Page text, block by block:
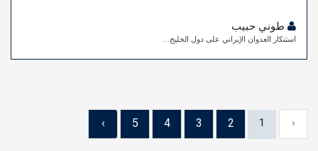
استنكار العدوان الإيراني على دول الخليج...
‹
1
2
3
4
5
›